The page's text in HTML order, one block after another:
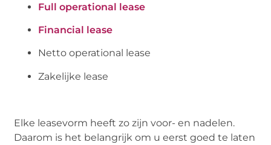
Full operational lease
Financial lease
Netto operational lease
Zakelijke lease
Elke leasevorm heeft zo zijn voor- en nadelen.
Daarom is het belangrijk om u eerst goed te laten